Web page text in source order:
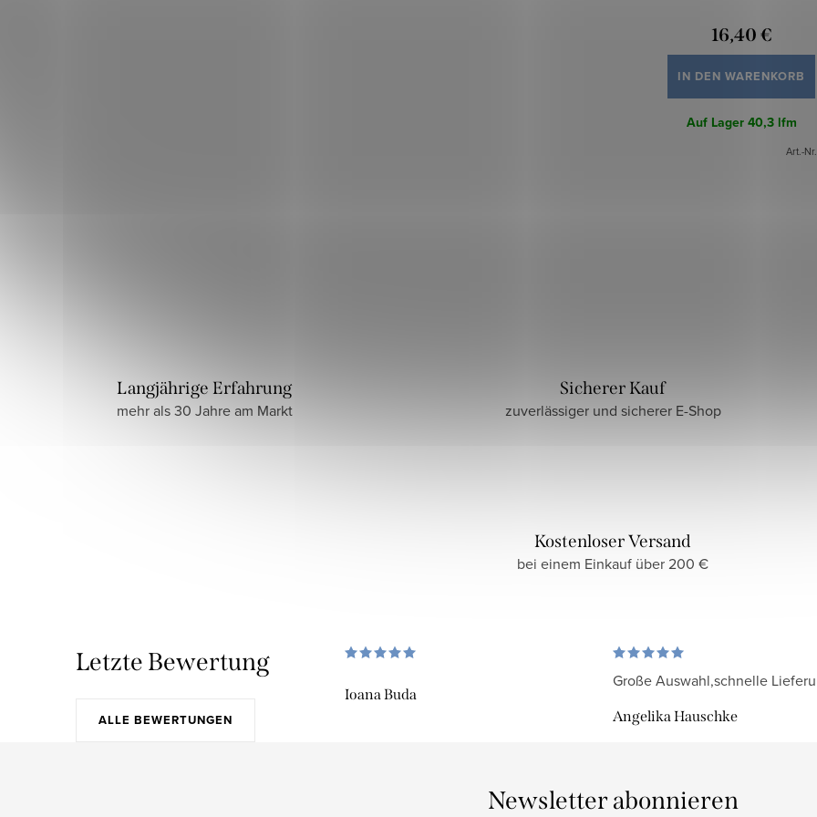
16,40 €
IN DEN WARENKORB
Auf Lager 40,3 lfm
Art.-
Langjährige Erfahrung
mehr als 30 Jahre am Markt
Sicherer Kauf
zuverlässiger und sicherer E-Shop
Kostenloser Versand
bei einem Einkauf über 200 €
Letzte Bewertung
ALLE BEWERTUNGEN
Ioana Buda
Große Auswahl,schnelle
Angelika Hauschke
Newsletter abonnieren